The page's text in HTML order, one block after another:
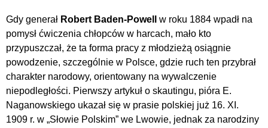
Gdy generał Robert Baden-Powell
w roku 1884 wpadł na
pomysł ćwiczenia chłopców w harcach, mało kto
przypuszczał, że ta forma pracy z młodzieżą osiągnie
powodzenie, szczególnie w Polsce, gdzie ruch ten przybrał
charakter narodowy, orientowany na wywalczenie
niepodległości. Pierwszy artykuł o skautingu, pióra E.
Naganowskiego ukazał się w prasie polskiej już 16. XI.
1909 r. w „Słowie Polskim” we Lwowie, jednak za narodziny